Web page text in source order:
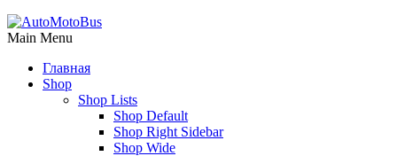
Main Menu
Главная
Shop
Shop Lists
Shop Default
Shop Right Sidebar
Shop Wide